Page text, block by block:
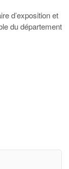
d’exposition et
du département